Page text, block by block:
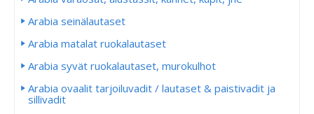
Arabia seinälautaset
Arabia matalat ruokalautaset
Arabia syvät ruokalautaset, murokulhot
Arabia ovaalit tarjoiluvadit / lautaset & paistivadit ja
sillivadit